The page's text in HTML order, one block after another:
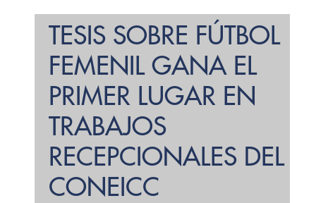
TESIS SOBRE FÚTBOL
FEMENIL GANA EL
PRIMER LUGAR EN
TRABAJOS
RECEPCIONALES DEL
CONEICC